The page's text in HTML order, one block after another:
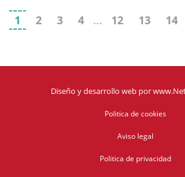
1 2 3 4 ... 12 13 14
Diseño y desarrollo web por
Politica de cookies
Aviso legal
Politica de privacidad